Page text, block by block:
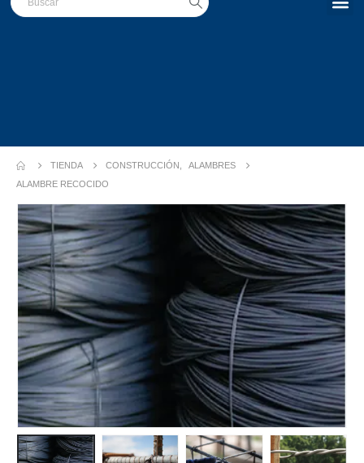
TIENDA CONSTRUCCIÓN
ALAMBRES
ALAMBRE RECOCIDO